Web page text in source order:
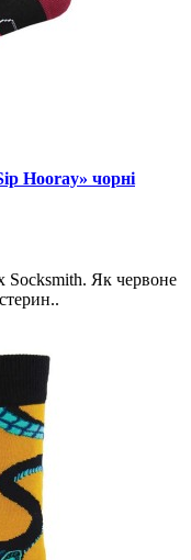
Hooray» чорні
Socksmith. Як червоне